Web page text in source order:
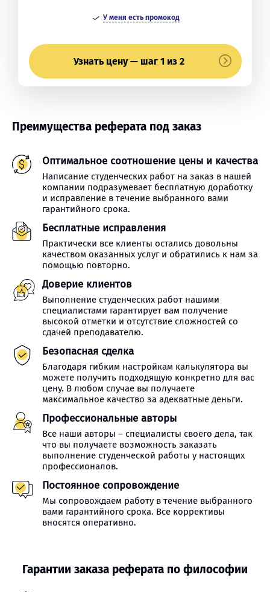
У меня есть промокод
Узнать цену — шаг 1 из 2
Преимущества реферата под заказ
Оптимальное соотношение цены и качества
Написание студенческих работ на заказ в нашей
компании подразумевает бесплатную доработку
и исправление в течение выбранного вами
гарантийного срока.
Бесплатные исправления
Практически все клиенты остались довольны
качеством оказанных услуг и обратились к нам за
помощью повторно.
Доверие клиентов
Выполнение студенческих работ нашими
специалистами гарантирует вам получение
высокой отметки и отсутствие сложностей со
сдачей преподавателю.
Безопасная сделка
Благодаря гибким настройкам калькулятора вы
можете получить подходящую конкретно для вас
цену. В любом случае вы получаете
максимальное качество за адекватные деньги.
Профессиональные авторы
Все наши авторы – специалисты своего дела, так
что вы получаете возможность заказать
выполнение студенческой работы у настоящих
профессионалов.
Постоянное сопровождение
Мы сопровождаем работу в течение выбранного
вами гарантийного срока. Все коррективы
вносятся оперативно.
Гарантии заказа реферата по философии